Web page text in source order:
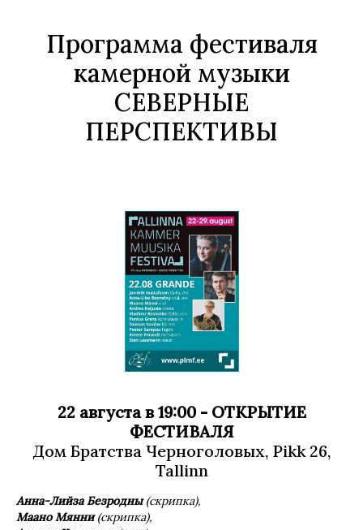
Программа фестиваля
камерной музыки
СЕВЕРНЫЕ
ПЕРСПЕКТИВЫ
22 августа в 19:00 - ОТКРЫТИЕ
ФЕСТИВАЛЯ
Дом Братства Черноголовых, Pikk 26,
Tallinn
Aнна-Лийза Безродны(скрипка),
Mаано Мянни(скрипка),